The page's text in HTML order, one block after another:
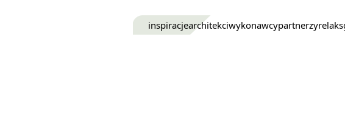
inspiracjearchitekciwykonawcypartnerzyrelaks